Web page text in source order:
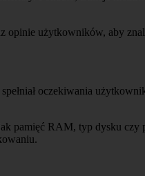
opinie użytkowników, aby
oczekiwania
pamięć RAM, typ dysku